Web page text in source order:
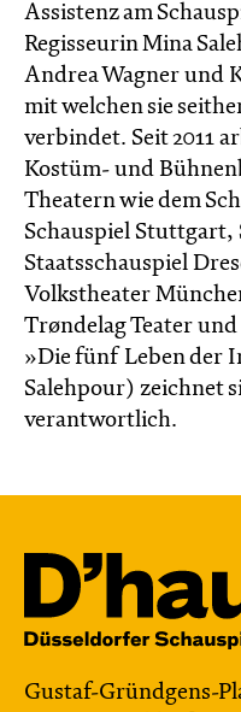
Assistenz am
Regisseurin Mina
Andrea Wagner und
mit welchen sie
verbindet. Seit 2011
Kostüm- und
Theatern wie dem
Schauspiel Stuttgart,
Staatsschauspiel
Volkstheater
Trøndelag Teater
»Die fünf Leben der
Salehpour) zeichnet
verantwortlich.
Gustaf-Gründgens-